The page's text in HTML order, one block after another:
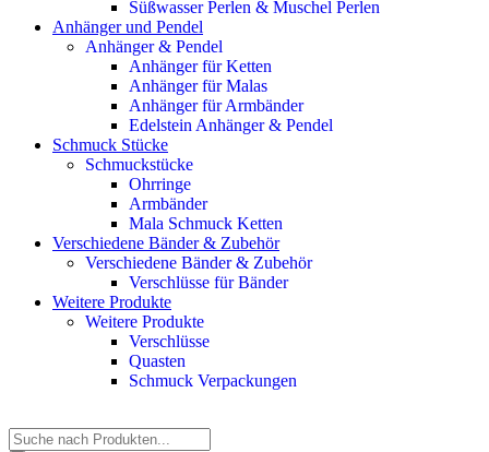
Süßwasser Perlen & Muschel Perlen
Anhänger und Pendel
Anhänger & Pendel
Anhänger für Ketten
Anhänger für Malas
Anhänger für Armbänder
Edelstein Anhänger & Pendel
Schmuck Stücke
Schmuckstücke
Ohrringe
Armbänder
Mala Schmuck Ketten
Verschiedene Bänder & Zubehör
Verschiedene Bänder & Zubehör
Verschlüsse für Bänder
Weitere Produkte
Weitere Produkte
Verschlüsse
Quasten
Schmuck Verpackungen
Products